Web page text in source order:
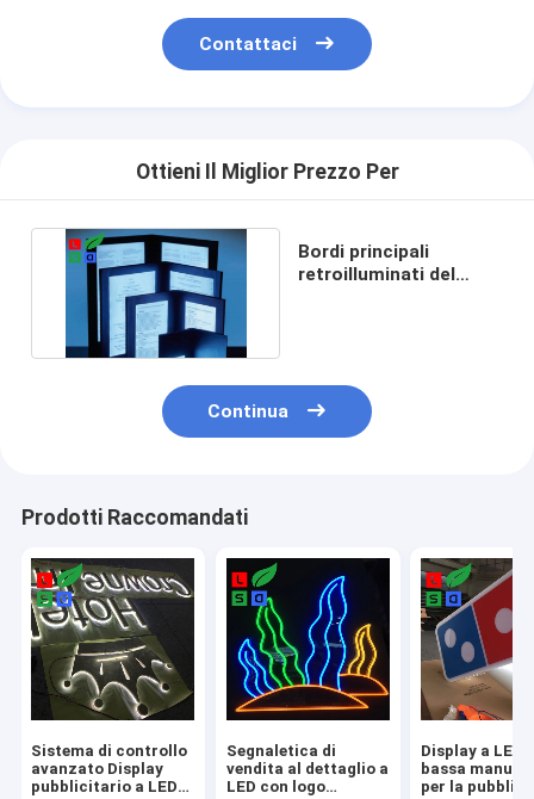
Contattaci
Ottieni Il Miglior Prezzo Per
Bordi principali
retroilluminati del
Continua
Prodotti Raccomandati
Sistema di controllo
avanzato Display
pubblicitario a LED
Segnaletica di
vendita al dettaglio a
LED con logo
Display a LED
bassa
per la